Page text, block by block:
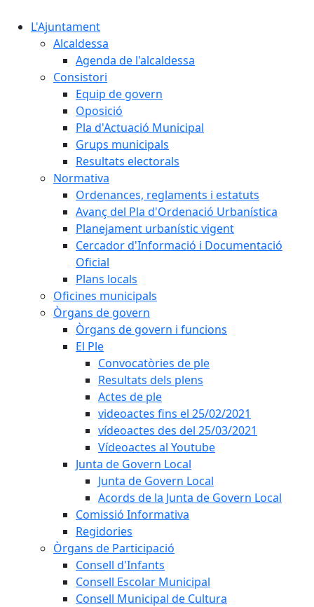
L'Ajuntament
Alcaldessa
Agenda de l'alcaldessa
Consistori
Equip de govern
Oposició
Pla d'Actuació Municipal
Grups municipals
Resultats electorals
Normativa
Ordenances, reglaments i estatuts
Avanç del Pla d'Ordenació Urbanística
Planejament urbanístic vigent
Cercador d'Informació i Documentació
Oficial
Plans locals
Oficines municipals
Òrgans de govern
Òrgans de govern i funcions
El Ple
Convocatòries de ple
Resultats dels plens
Actes de ple
videoactes fins el 25/02/2021
vídeoactes des del 25/03/2021
Vídeoactes al Youtube
Junta de Govern Local
Junta de Govern Local
Acords de la Junta de Govern Local
Comissió Informativa
Regidories
Òrgans de Participació
Consell d'Infants
Consell Escolar Municipal
Consell Municipal de Cultura